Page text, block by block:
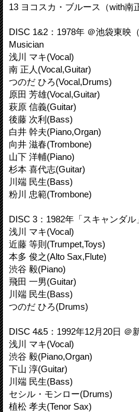
13 ヨコスカ・ブルース（with南
DISC 1&2：1978年 ＠池袋東映（
Musician
浅川 マキ(Vocal)
南 正人(Vocal,Guitar)
つのだ ひろ(Vocal,Drums)
原田 芳雄(Vocal,Guitar)
萩原 信義(Guitar)
後藤 次利(Bass)
白井 幹夫(Piano,Organ)
向井 滋春(Trombone)
山下 洋輔(Piano)
杉本 喜代志(Guitar)
川端 民生(Bass)
粉川 忠範(Trombone)
DISC 3：1982年「スキャンダ
浅川 マキ(Vocal)
近藤 等則(Trumpet,Toys)
本多 俊之(Alto Sax,Flute)
渋谷 毅(Piano)
飛田 一男(Guitar)
川端 民生(Bass)
つのだ ひろ(Drums)
DISC 4&5：1992年12月20日 ＠
浅川 マキ(Vocal)
渋谷 毅(Piano,Organ)
下山 淳(Guitar)
川端 民生(Bass)
セシル・モンロー(Drums)
植松 孝夫(Tenor Sax)